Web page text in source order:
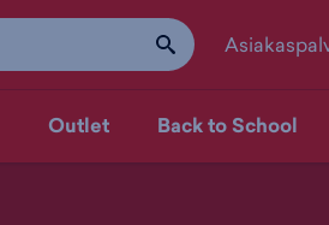
Outlet Back to School